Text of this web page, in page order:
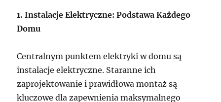
1. Instalacje Elektryczne: Podstawa Każdego
Domu
Centralnym punktem elektryki w domu są
instalacje elektryczne. Staranne ich
zaprojektowanie i prawidłowa montaż są
kluczowe dla zapewnienia maksymalnego